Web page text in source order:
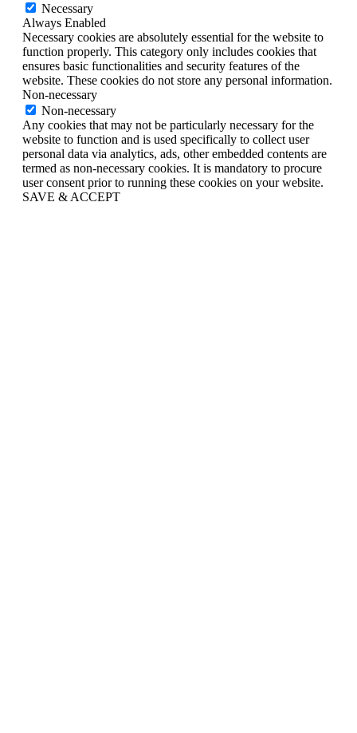
Necessary
Always Enabled
Necessary cookies are absolutely essential for the website to
function properly. This category only includes cookies that
ensures basic functionalities and security features of the
website. These cookies do not store any personal information.
Non-necessary
Non-necessary
Any cookies that may not be particularly necessary for the
website to function and is used specifically to collect user
personal data via analytics, ads, other embedded contents are
termed as non-necessary cookies. It is mandatory to procure
user consent prior to running these cookies on your website.
SAVE & ACCEPT